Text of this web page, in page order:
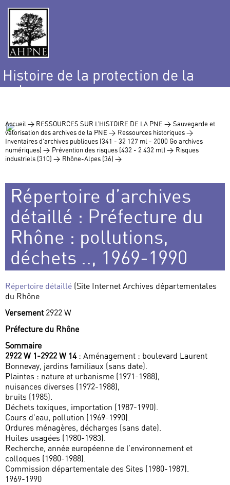
Histoire de la protection de la
nature
Accueil > RESSOURCES SUR L’HISTOIRE DE LA PNE > Sauvegarde et
valorisation des archives de la PNE > Ressources historiques >
Inventaires d’archives publiques (341 - 32 127 ml - 2000 Go archives
numériques) > Prévention des risques (432 - 2 432 ml) > Risques
industriels (310) > Rhône-Alpes (36) >
Répertoire d’archives
détaillé : Préfecture du
Rhône : pollutions,
déchets .., 1969-1990
Répertoire détaillé (Site Internet Archives départementales
du Rhône
Versement 2922 W
Préfecture du Rhône
Sommaire
2922 W 1-2922 W 14: Aménagement : boulevard Laurent
Bonnevay, jardins familiaux (sans date).
Plaintes : nature et urbanisme (1971-1988),
nuisances diverses (1972-1988),
bruits (1985).
Déchets toxiques, importation (1987-1990).
Cours d’eau, pollution (1969-1990).
Ordures ménagères, décharges (sans date).
Huiles usagées (1980-1983).
Recherche, année européenne de l’environnement et
colloques (1980-1988).
Commission départementale des Sites (1980-1987).
1969-1990